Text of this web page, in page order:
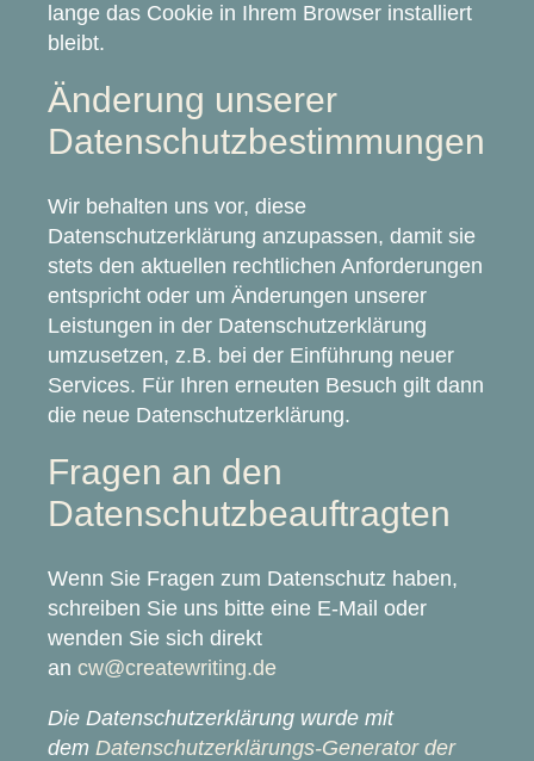
lange das Cookie in Ihrem Browser installiert
bleibt.
Änderung unserer
Datenschutzbestimmungen
Wir behalten uns vor, diese
Datenschutzerklärung anzupassen, damit sie
stets den aktuellen rechtlichen Anforderungen
entspricht oder um Änderungen unserer
Leistungen in der Datenschutzerklärung
umzusetzen, z.B. bei der Einführung neuer
Services. Für Ihren erneuten Besuch gilt dann
die neue Datenschutzerklärung.
Fragen an den
Datenschutzbeauftragten
Wenn Sie Fragen zum Datenschutz haben,
schreiben Sie uns bitte eine E-Mail oder
wenden Sie sich direkt
an cw@createwriting.de
Die Datenschutzerklärung wurde mit
dem Datenschutzerklärungs-Generator der